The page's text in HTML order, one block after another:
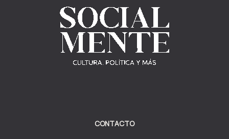
CONTACTO